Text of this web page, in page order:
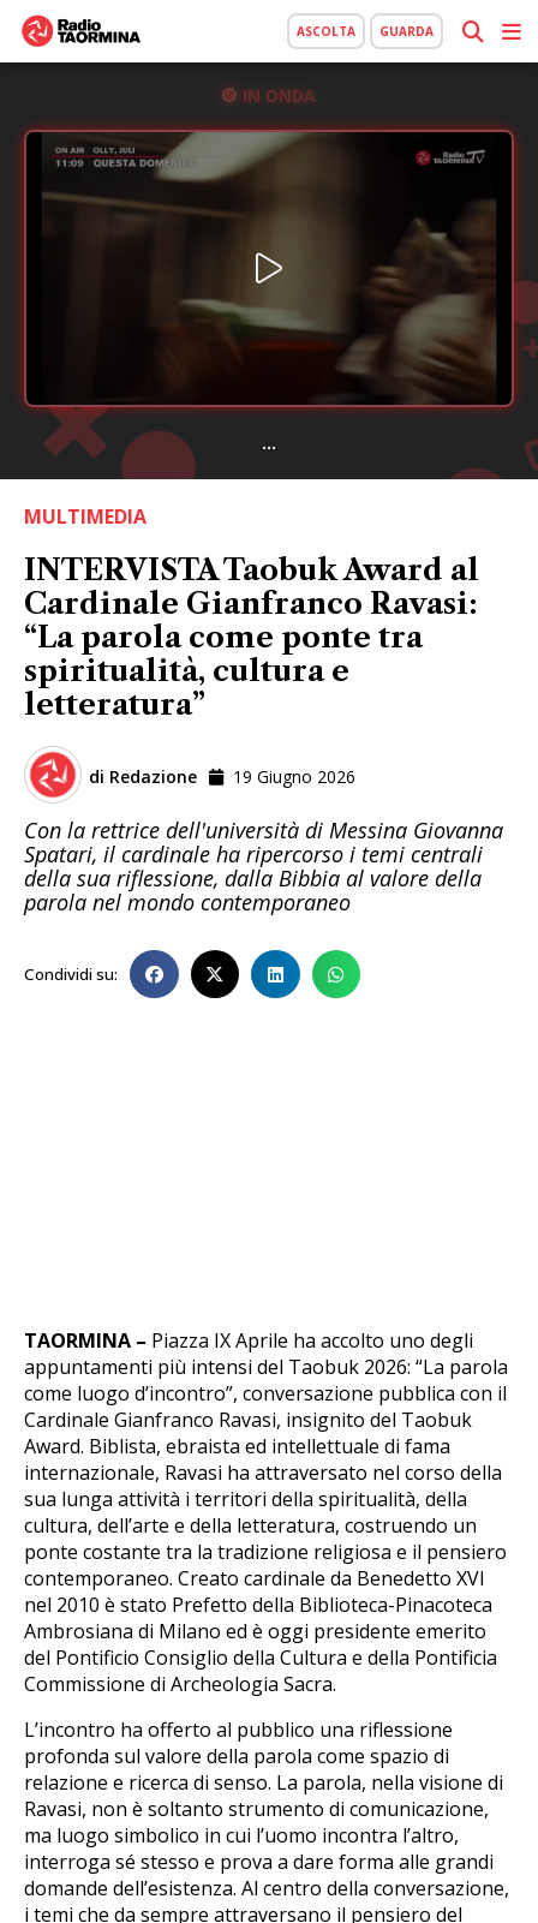
ASCOLTA GUARDA
IN ONDA
...
MULTIMEDIA
INTERVISTA Taobuk Award al
Cardinale Gianfranco Ravasi:
“La parola come ponte tra
spiritualità, cultura e
letteratura”
di Redazione 19 Giugno 2026
Con la rettrice dell'università di Messina Giovanna
Spatari, il cardinale ha ripercorso i temi centrali
della sua riflessione, dalla Bibbia al valore della
parola nel mondo contemporaneo
Condividi su:
TAORMINA – Piazza IX Aprile ha accolto uno degli
appuntamenti più intensi del Taobuk 2026: “La parola
come luogo d’incontro”, conversazione pubblica con il
Cardinale Gianfranco Ravasi, insignito del Taobuk
Award. Biblista, ebraista ed intellettuale di fama
internazionale, Ravasi ha attraversato nel corso della
sua lunga attività i territori della spiritualità, della
cultura, dell’arte e della letteratura, costruendo un
ponte costante tra la tradizione religiosa e il pensiero
contemporaneo. Creato cardinale da Benedetto XVI
nel 2010 è stato Prefetto della Biblioteca-Pinacoteca
Ambrosiana di Milano ed è oggi presidente emerito
del Pontificio Consiglio della Cultura e della Pontificia
Commissione di Archeologia Sacra.
L’incontro ha offerto al pubblico una riflessione
profonda sul valore della parola come spazio di
relazione e ricerca di senso. La parola, nella visione di
Ravasi, non è soltanto strumento di comunicazione,
ma luogo simbolico in cui l’uomo incontra l’altro,
interroga sé stesso e prova a dare forma alle grandi
domande dell’esistenza. Al centro della conversazione,
i temi che da sempre attraversano il pensiero del